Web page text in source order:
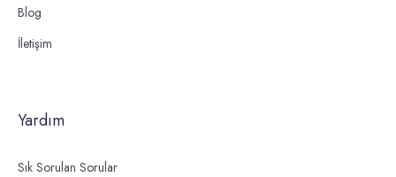
Blog
İletişim
Yardım
Sık Sorulan Sorular